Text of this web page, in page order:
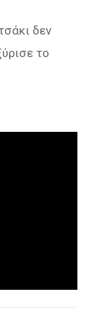
δεν
το